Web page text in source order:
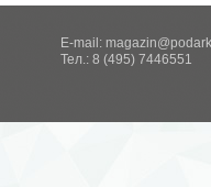
E-mail:
Тел.: 8 (495) 7446551